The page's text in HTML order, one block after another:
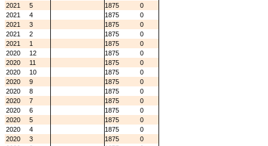
2021
5 1875
0
2021
4 1875
0
2021
3 1875
0
2021
2 1875
0
2021
1 1875
0
2020
12 1875
0
2020
11 1875
0
2020
10 1875
0
2020
9 1875
0
2020
8 1875
0
2020
7 1875
0
2020
6 1875
0
2020
5 1875
0
2020
4 1875
0
2020
3 1875
0